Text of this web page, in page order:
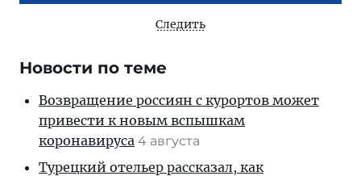
Следить
Новости по теме
Возвращение россиян с курортов может
привести к новым вспышкам
коронавируса 4 августа
Турецкий отельер рассказал, как